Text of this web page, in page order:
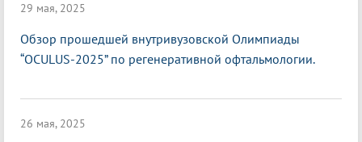
29 мая, 2025
Обзор прошедшей внутривузовской Олимпиады
“OCULUS-2025” по регенеративной офтальмологии.
26 мая, 2025